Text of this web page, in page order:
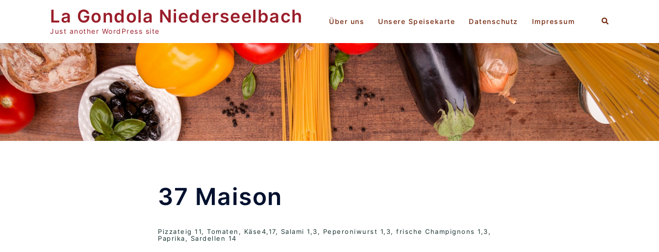
La Gondola Niederseelbach
Just another WordPress site
Über uns Unsere Speisekarte Datenschutz Impressum Suche
37 Maison
Pizzateig 11, Tomaten, Käse4,17, Salami 1,3, Peperoniwurst 1,3, frische Champignons 1,3,
Paprika, Sardellen 14